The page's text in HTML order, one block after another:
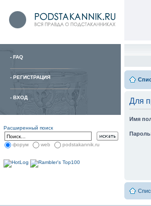
- FAQ
- РЕГИСТРАЦИЯ
- ВХОД
Расширенный поиск
форум web podstakannik.ru
Для
Имя